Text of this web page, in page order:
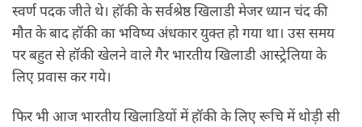
स्वर्ण पदक जीते थे। हॉकी के सर्वश्रेष्ठ खिलाडी मेजर ध्यान चंद की
मौत के बाद हॉकी का भविष्य अंधकार युक्त हो गया था। उस समय
पर बहुत से हॉकी खेलने वाले गैर भारतीय खिलाडी आस्ट्रेलिया के
लिए प्रवास कर गये।
फिर भी आज भारतीय खिलाडियों में हॉकी के लिए रूचि में थोड़ी सी